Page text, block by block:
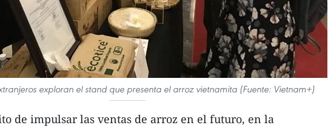
exploran el stand que presenta el arroz vietnamita (Fuente: Vietnam+)
de impulsar las ventas de arroz en el futuro, en la